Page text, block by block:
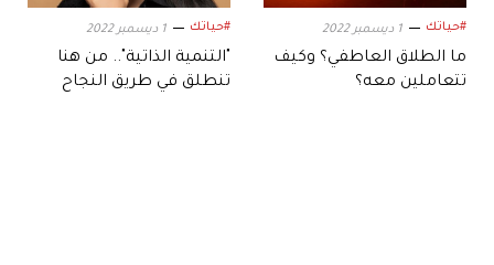
#حياتك 1 ديسمبر 2022
ما الطلاق العاطفي؟ وكيف
تتعاملين معه؟
#حياتك 1 ديسمبر 2022
"التنمية الذاتية".. من هنا
تنطلق في طريق النجاح